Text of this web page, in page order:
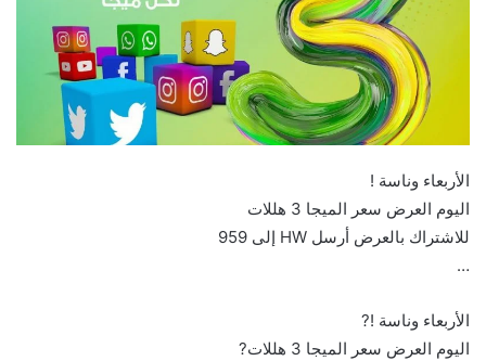
الأربعاء وناسة ! ‏
اليوم العرض سعر الميجا 3 هللات
للاشتراك بالعرض أرسل HW إلى 959
الأربعاء وناسة !? ‏
اليوم العرض سعر الميجا 3 هللات?